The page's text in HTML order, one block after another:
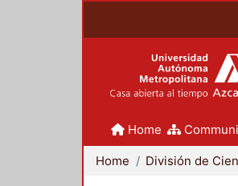
Home
Home